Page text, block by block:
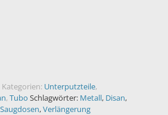
Kategorien: Unterputzteile,
, Tubo Schlagwörter: Metall, Disan,
Saugdosen,Verlängerung